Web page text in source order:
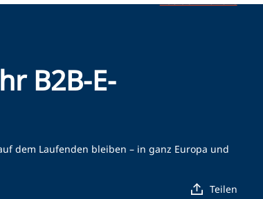
B2B-E-
dem Laufenden bleiben – in ganz Europa und
Teilen